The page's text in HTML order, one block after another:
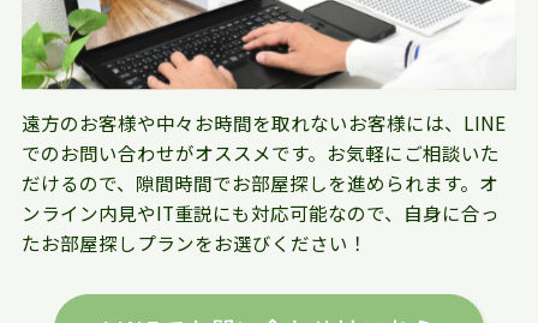
遠方のお客様や中々お時間を取れないお客様には、LINE
でのお問い合わせがオススメです。お気軽にご相談いた
だけるので、隙間時間でお部屋探しを進められます。オ
ンライン内見やIT重説にも対応可能なので、自身に合っ
たお部屋探しプランをお選びください！